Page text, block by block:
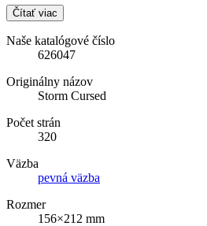
Čítať viac
Naše katalógové číslo
626047
Originálny názov
Storm Cursed
Počet strán
320
Väzba
pevná väzba
Rozmer
156×212 mm